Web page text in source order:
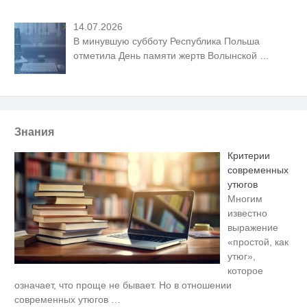
14.07.2026
В минувшую субботу Республика Польша
отметила День памяти жертв Волынской
Знания
Критерии
современных
утюгов
Многим
известно
выражение
«простой, как
утюг»,
которое
означает, что проще не бывает. Но в отношении
современных утюгов …
пересмотришь не раз